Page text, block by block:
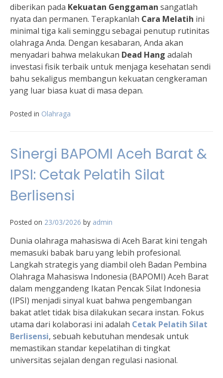
diberikan pada Kekuatan Genggaman sangatlah
nyata dan permanen. Terapkanlah Cara Melatih ini
minimal tiga kali seminggu sebagai penutup rutinitas
olahraga Anda. Dengan kesabaran, Anda akan
menyadari bahwa melakukan Dead Hang adalah
investasi fisik terbaik untuk menjaga kesehatan sendi
bahu sekaligus membangun kekuatan cengkeraman
yang luar biasa kuat di masa depan.
Posted in Olahraga
Sinergi BAPOMI Aceh Barat &
IPSI: Cetak Pelatih Silat
Berlisensi
Posted on 23/03/2026 by admin
Dunia olahraga mahasiswa di Aceh Barat kini tengah
memasuki babak baru yang lebih profesional.
Langkah strategis yang diambil oleh Badan Pembina
Olahraga Mahasiswa Indonesia (BAPOMI) Aceh Barat
dalam menggandeng Ikatan Pencak Silat Indonesia
(IPSI) menjadi sinyal kuat bahwa pengembangan
bakat atlet tidak bisa dilakukan secara instan. Fokus
utama dari kolaborasi ini adalah Cetak Pelatih Silat
Berlisensi, sebuah kebutuhan mendesak untuk
memastikan standar kepelatihan di tingkat
universitas sejalan dengan regulasi nasional.